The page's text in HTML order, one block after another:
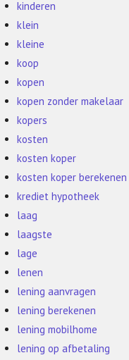
kinderen
klein
kleine
koop
kopen
kopen zonder makelaar
kopers
kosten
kosten koper
kosten koper berekenen
krediet hypotheek
laag
laagste
lage
lenen
lening aanvragen
lening berekenen
lening mobilhome
lening op afbetaling